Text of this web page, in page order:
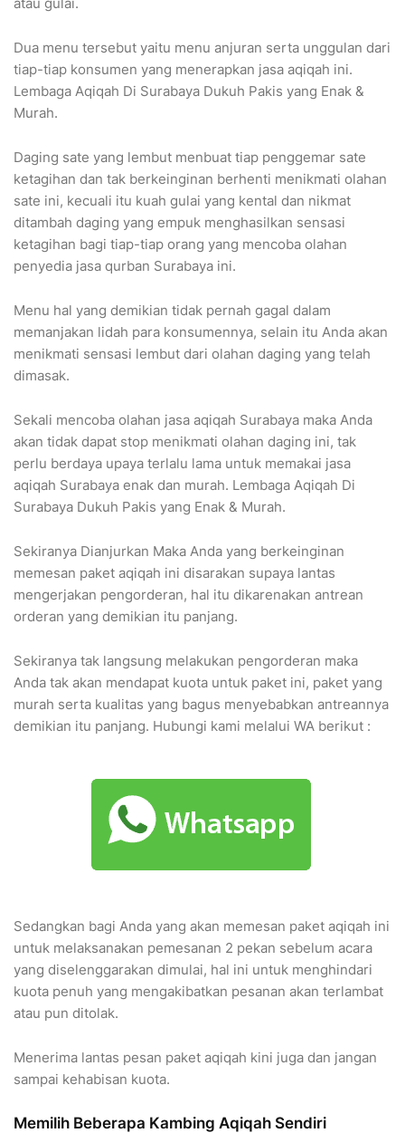
Dua menu tersebut yaitu menu anjuran serta unggulan dari
tiap-tiap konsumen yang menerapkan jasa aqiqah ini.
Lembaga Aqiqah Di Surabaya Dukuh Pakis yang Enak &
Murah.
Daging sate yang lembut menbuat tiap penggemar sate
ketagihan dan tak berkeinginan berhenti menikmati olahan
sate ini, kecuali itu kuah gulai yang kental dan nikmat
ditambah daging yang empuk menghasilkan sensasi
ketagihan bagi tiap-tiap orang yang mencoba olahan
penyedia jasa qurban Surabaya ini.
Menu hal yang demikian tidak pernah gagal dalam
memanjakan lidah para konsumennya, selain itu Anda akan
menikmati sensasi lembut dari olahan daging yang telah
dimasak.
Sekali mencoba olahan jasa aqiqah Surabaya maka Anda
akan tidak dapat stop menikmati olahan daging ini, tak
perlu berdaya upaya terlalu lama untuk memakai jasa
aqiqah Surabaya enak dan murah. Lembaga Aqiqah Di
Surabaya Dukuh Pakis yang Enak & Murah.
Sekiranya Dianjurkan Maka Anda yang berkeinginan
memesan paket aqiqah ini disarakan supaya lantas
mengerjakan pengorderan, hal itu dikarenakan antrean
orderan yang demikian itu panjang.
Sekiranya tak langsung melakukan pengorderan maka
Anda tak akan mendapat kuota untuk paket ini, paket yang
murah serta kualitas yang bagus menyebabkan antreannya
demikian itu panjang. Hubungi kami melalui WA berikut :
Sedangkan bagi Anda yang akan memesan paket aqiqah ini
untuk melaksanakan pemesanan 2 pekan sebelum acara
yang diselenggarakan dimulai, hal ini untuk menghindari
kuota penuh yang mengakibatkan pesanan akan terlambat
atau pun ditolak.
Menerima lantas pesan paket aqiqah kini juga dan jangan
sampai kehabisan kuota.
Memilih Beberapa Kambing Aqiqah Sendiri